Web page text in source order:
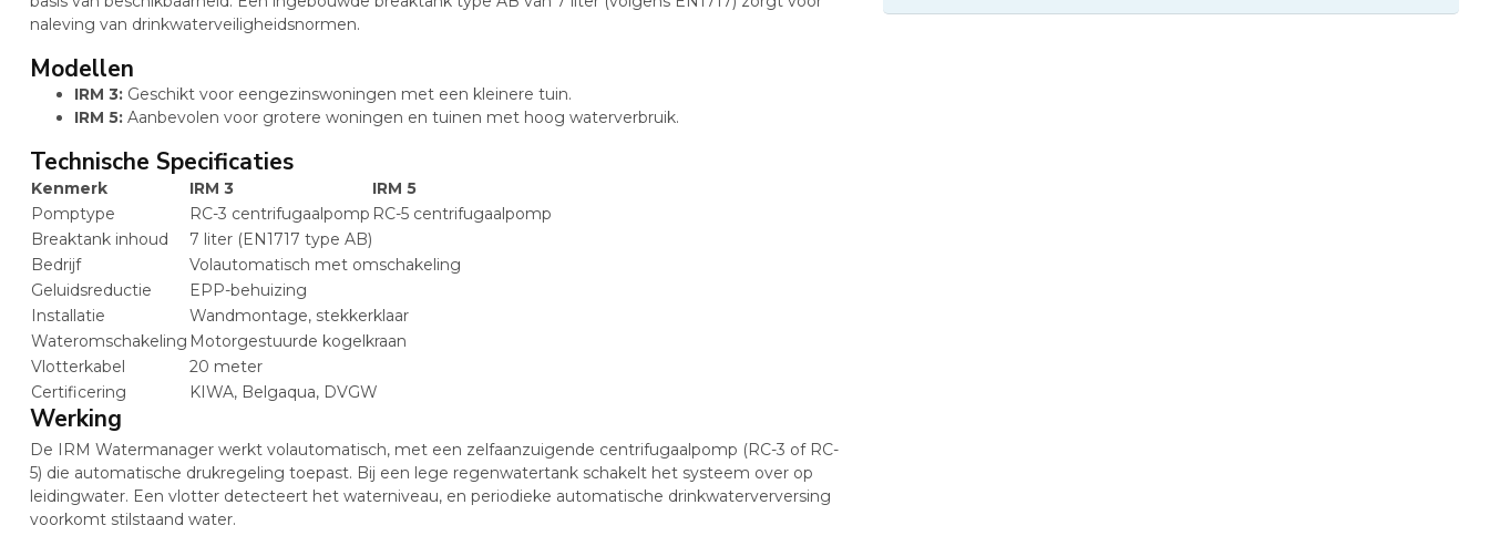
naleving van drinkwaterveiligheidsnormen.
Modellen
IRM 3: Geschikt voor eengezinswoningen met een kleinere tuin.
IRM 5: Aanbevolen voor grotere woningen en tuinen met hoog waterverbruik.
Technische Specificaties
Kenmerk IRM 3
IRM 5
Pomptype
RC-3 centrifugaalpomp RC-5 centrifugaalpomp
Breaktank inhoud
7 liter (EN1717 type AB)
Bedrijf
Volautomatisch met omschakeling
Geluidsreductie
EPP-behuizing
Installatie
Wandmontage, stekkerklaar
Wateromschakeling Motorgestuurde kogelkraan
Vlotterkabel
20 meter
Certificering
KIWA, Belgaqua, DVGW
Werking
De IRM Watermanager werkt volautomatisch, met een zelfaanzuigende centrifugaalpomp (RC-3 of RC-
5) die automatische drukregeling toepast. Bij een lege regenwatertank schakelt het systeem over op
leidingwater. Een vlotter detecteert het waterniveau, en periodieke automatische drinkwaterverversing
voorkomt stilstaand water.